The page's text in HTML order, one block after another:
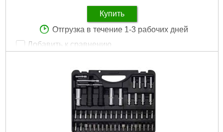
Купить
Отгрузка в течение 1-3 рабочих дней
Добавить к сравнению
Количество единиц: 82 шт
Для авто, Универсальный
Пpиcoeдинитeльный пpoфиль: 1/4", 1/2"
Пластиковый кейс
Подробнее...